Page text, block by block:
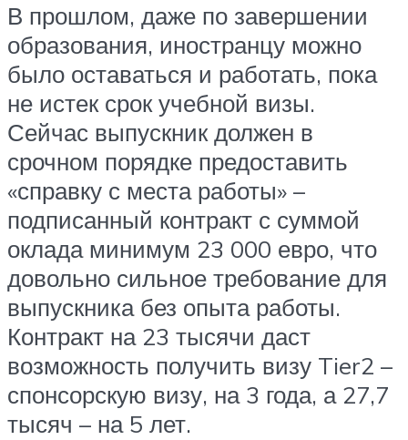
В прошлом, даже по завершении
образования, иностранцу можно
было оставаться и работать, пока
не истек срок учебной визы.
Сейчас выпускник должен в
срочном порядке предоставить
«справку с места работы» –
подписанный контракт с суммой
оклада минимум 23 000 евро, что
довольно сильное требование для
выпускника без опыта работы.
Контракт на 23 тысячи даст
возможность получить визу Tier2 –
спонсорскую визу, на 3 года, а 27,7
тысяч – на 5 лет.